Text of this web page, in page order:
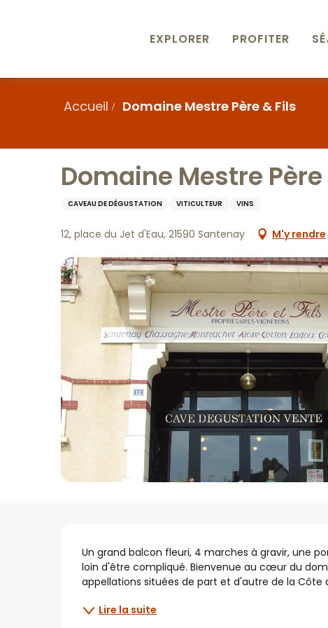
EXPLORER PROFITER
Accueil Domaine Mestre Père & Fils
Domaine Mestre Père
CAVEAU DE DÉGUSTATION VITICULTEUR VINS
12, place du Jet d'Eau, 21590 Santenay M'y rendre
Description
Un grand balcon fleuri, 4 marches à gravir, une
loin d'être compliqué. Bienvenue au cœur du
appellations situées de part et d'autre de la Côte
Lire la suite